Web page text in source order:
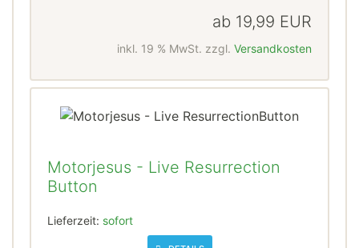
ab 19,99 EUR
inkl. 19 % MwSt. zzgl. Versandkosten
Motorjesus - Live Resurrection
Button
Lieferzeit: sofort